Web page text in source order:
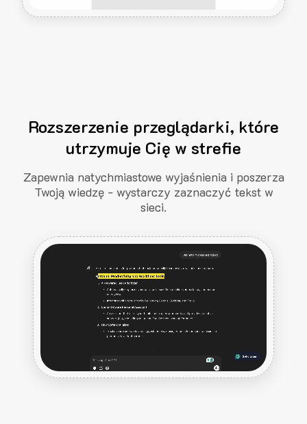
Rozszerzenie przeglądarki, które
utrzymuje Cię w strefie
Zapewnia natychmiastowe wyjaśnienia i poszerza
Twoją wiedzę - wystarczy zaznaczyć tekst w
sieci.